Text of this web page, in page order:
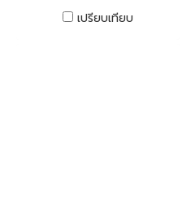
เปรียบเทียบ